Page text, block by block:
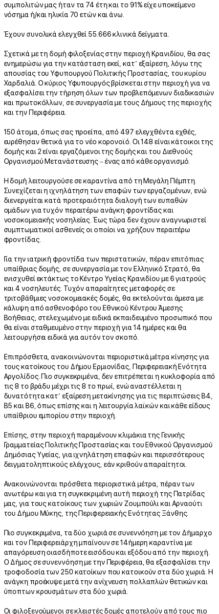
συμπολιτών μας ήταν τα 74 έτη και το 91% είχε υποκείμενο
νόσημα ή/και ηλικία 70 ετών και άνω.
Έχουν συνολικά ελεγχθεί 55.666 κλινικά δείγματα.
Σχετικά με τη δομή φιλοξενίας στην περιοχή Κρανιδίου, θα σας
ενημερώσω για την κατάσταση εκεί, κατ’ εξαίρεση, λόγω της
απουσίας του Υφυπουργού Πολιτικής Προστασίας, του κυρίου
Χαρδαλιά. Ο κύριος Υφυπουργός βρίσκεται στην περιοχή για να
εξασφαλίσει την τήρηση όλων των προβλεπόμενων διαδικασιών
και πρωτοκόλλων, σε συνεργασία με τους Δήμους της περιοχής
και την Περιφέρεια.
150 άτομα, όπως σας προείπα, από 497 ελεγχθέντα εχθές,
ευρέθησαν θετικά για το νέο κορονοϊό. Οι 148 είναι κάτοικοι της
δομής και 2 είναι εργαζόμενοι της δομής και του Διεθνούς
Οργανισμού Μετανάστευσης – ένας από κάθε οργανισμό.
Η δομή λειτουργούσε σε καραντίνα από τη Μεγάλη Πέμπτη.
Συνεχίζεται η ιχνηλάτηση των επαφών των εργαζομένων, ενώ
διενεργείται κατά προτεραιότητα διαλογή των ευπαθών
ομάδων για τυχόν περαιτέρω ανάγκη φροντίδας και
νοσοκομειακής νοσηλείας. Έως τώρα δεν έχουν αναγνωριστεί
συμπτωματικοί ασθενείς οι οποίοι να χρήζουν περαιτέρω
φροντίδας.
Για την ιατρική φροντίδα των περιστατικών, πέραν επιτόπιας
υπαίθριας δομής, σε συνεργασία με τον Ελληνικό Στρατό, θα
ενισχυθεί εκτάκτως το Κέντρο Υγείας Κρανιδίου με 6 γιατρούς
και 4 νοσηλευτές. Τυχόν απαραίτητες μεταφορές σε
τριτοβάθμιες νοσοκομειακές δομές, θα εκτελούνται άμεσα με
κάλυψη από ασθενοφόρο του Εθνικού Κέντρου Άμεσης
Βοήθειας, στελεχωμένο με ειδικά εκπαιδευμένο προσωπικό που
θα είναι σταθμευμένο στην περιοχή για 14 ημέρες και θα
λειτουργήσει ειδικά για αυτόν τον σκοπό.
Επιπρόσθετα, ανακοινώνονται περιοριστικά μέτρα κίνησης για
τους κατοίκους του Δήμου Ερμιονίδας, Περιφερειακή Ενότητα
Αργολίδος. Πιο συγκεκριμένα, δεν επιτρέπεται η κυκλοφορία από
τις 8 το βράδυ μέχρι τις 8 το πρωί, ενώ αναστέλλεται η
δυνατότητα κατ’ εξαίρεση μετακίνησης για τις περιπτώσεις Β4,
Β5 και Β6, όπως επίσης και η λειτουργία λαϊκών και κάθε είδους
υπαίθριου εμπορίου στην περιοχή.
Επίσης, στην περιοχή παραμένουν κλιμάκια της Γενικής
Γραμματείας Πολιτικής Προστασίας και του Εθνικού Οργανισμού
Δημόσιας Υγείας, για ιχνηλάτηση επαφών και περισσότερους
δειγματοληπτικούς ελέγχους, εάν κριθούν απαραίτητοι.
Ανακοινώνονται πρόσθετα περιοριστικά μέτρα, πέραν των
ανωτέρω και για τη συγκεκριμένη αυτή περιοχή της Πατρίδας
μας, για τους κατοίκους των χωριών Ζουμπούλι και Αρναούτι
του Δήμου Μύκης, της Περιφερειακής Ενότητας Ξάνθης.
Πιο συγκεκριμένα, τα δύο χωριά σε συνεννόηση με τον Δήμαρχο
και τον Περιφερειάρχη μπαίνουν σε 14ήμερη καραντίνα με
απαγόρευση οιασδήποτε εισόδου και εξόδου από την περιοχή.
Ο Δήμος σε συνεννόηση με την Περιφέρεια, θα εξασφαλίσει την
τροφοδοσία των 250 κατοίκων που κατοικούν στα δύο χωριά. Η
ανάγκη προέκυψε μετά την ανίχνευση πολλαπλών θετικών και
ύποπτων κρουσμάτων στα δύο χωριά.
Οι φιλοξενούμενοι σε κλειστές δομές αποτελούν από τους πιο